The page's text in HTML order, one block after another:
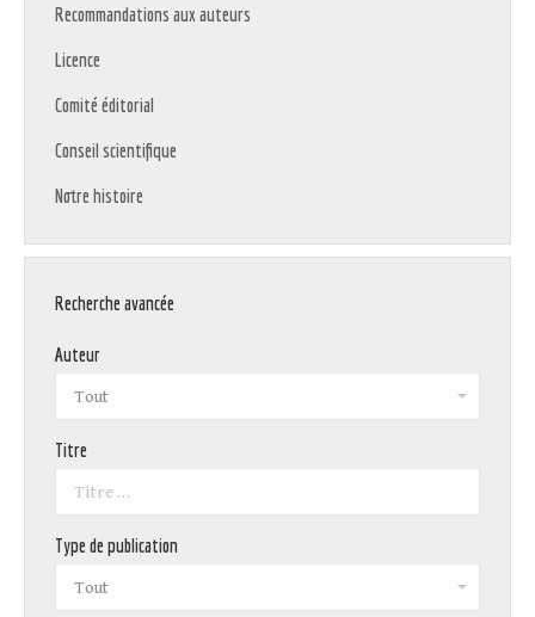
Recommandations aux auteurs
Licence
Comité éditorial
Conseil scientifique
Notre histoire
Recherche avancée
Auteur
Titre
Type de publication